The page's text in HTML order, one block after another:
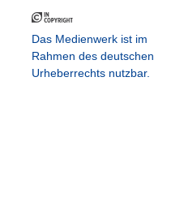
Das Medienwerk ist im
Rahmen des deutschen
Urheberrechts nutzbar.